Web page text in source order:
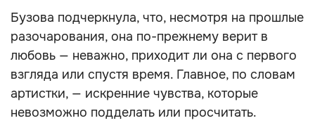
Бузова подчеркнула, что, несмотря на прошлые
разочарования, она по-прежнему верит в
любовь — неважно, приходит ли она с первого
взгляда или спустя время. Главное, по словам
артистки, — искренние чувства, которые
невозможно подделать или просчитать.